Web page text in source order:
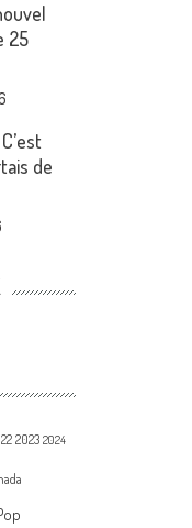
25
de
2023 2024